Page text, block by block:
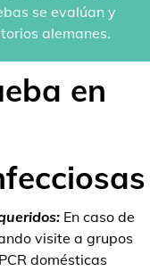
se evalúan y
alemanes.
en
En caso de
visite a grupos
domésticas